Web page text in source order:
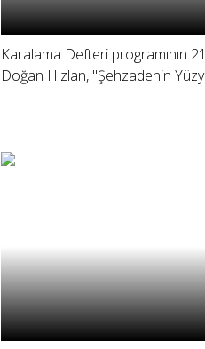
Karalama Defteri programının
Doğan Hızlan, "Şehzadenin